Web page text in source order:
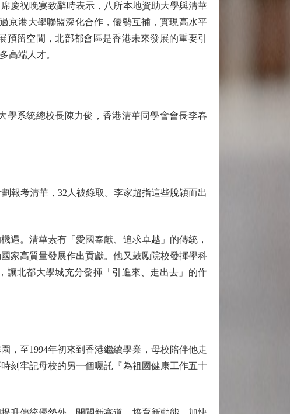
祝晚宴致辭時表示，八所本地資助大學與清華
京港大學聯盟深化合作，優勢互補，實現高水平
留空間，北部都會區是香港未來發展的重要引
高端人才。
系統總校長陳力俊，香港清華同學會會長李春
報考清華，32人被錄取。李家超指這些脫穎而出
。清華素有「愛國奉獻、追求卓越」的傳統，
家高質量發展作出貢獻。他又鼓勵院校發揮學科
讓北都大學城充分發揮「引進來、走出去」的作
至1994年初來到香港繼續學業，母校陪伴他走
刻牢記母校的另一個囑託『為祖國健康工作五十